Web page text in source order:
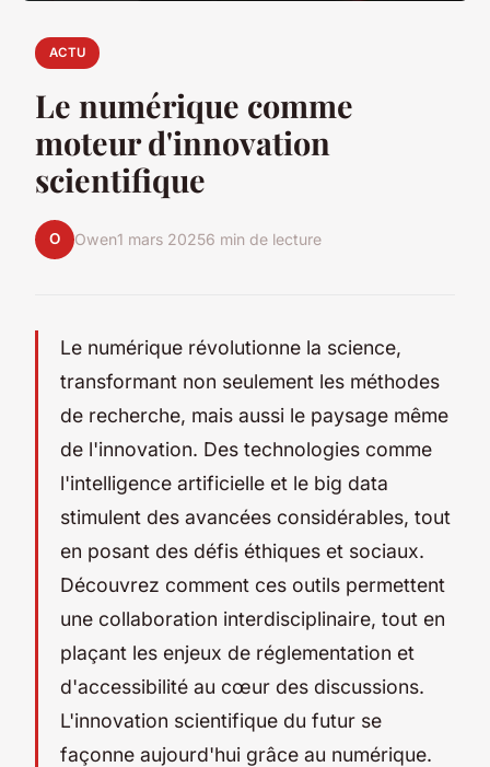
ACTU
Le numérique comme
moteur d'innovation
scientifique
O Owen1 mars 20256 min de lecture
Le numérique révolutionne la science,
transformant non seulement les méthodes
de recherche, mais aussi le paysage même
de l'innovation. Des technologies comme
l'intelligence artificielle et le big data
stimulent des avancées considérables, tout
en posant des défis éthiques et sociaux.
Découvrez comment ces outils permettent
une collaboration interdisciplinaire, tout en
plaçant les enjeux de réglementation et
d'accessibilité au cœur des discussions.
L'innovation scientifique du futur se
façonne aujourd'hui grâce au numérique.